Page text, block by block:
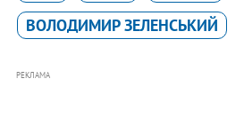
ВОЛОДИМИР ЗЕЛЕНСЬКИЙ
РЕКЛАМА